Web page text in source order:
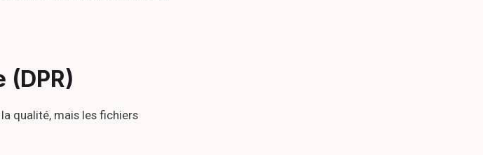
(DPR)
qualité, mais les fichiers